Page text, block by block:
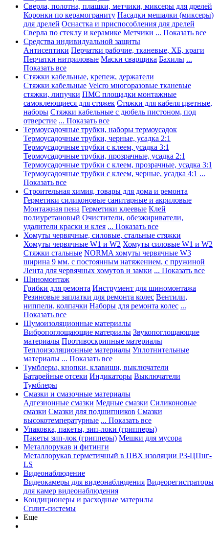
Сверла, полотна, плашки, метчики, миксеры для дрелей
Коронки по керамограниту Насадки мешалки (миксеры)
для дрелей Оснастка и приспособления для дрелей
Сверла по стеклу и керамике Метчики ... Показать все
Средства индивидуальной защиты
Антисептики Перчатки рабочие, тканевые, ХБ, краги
Перчатки нитриловые Маски сварщика Бахилы ...
Показать все
Стяжки кабельные, крепеж, держатели
Стяжки кабельные Velcro многоразовые тканевые
стяжки, липучки ПМС площадки монтажные
самоклеющиеся для стяжек Стяжки для кабеля цветные,
наборы Стяжки кабельные с дюбель пистоном, под
отверстие ... Показать все
Термоусадочные трубки, наборы термоусадок
Термоусадочные трубки, черные, усадка 2:1
Термоусадочные трубки с клеем, усадка 3:1
Термоусадочные трубки, прозрачные, усадка 2:1
Термоусадочные трубки с клеем, прозрачные, усадка 3:1
Термоусадочные трубки с клеем, черные, усадка 4:1 ...
Показать все
Строительная химия, товары для дома и ремонта
Герметики силиконовые санитарные и акриловые
Монтажная пена Герметики клеевые Клей
полиуретановый Очистители, обезжириватели,
удалители краски и клея ... Показать все
Хомуты червячные, силовые, стальные стяжки
Хомуты червячные W1 и W2 Хомуты силовые W1 и W2
Стяжки стальные NORMA хомуты червячные W3
ширина 9 мм. с постоянным натяжением, с пружиной
Лента для червячных хомутов и замки ... Показать все
Шиномонтаж
Грибки для ремонта Инструмент для шиномонтажа
Резиновые заплатки для ремонта колес Вентили,
ниппели, колпачки Наборы для ремонта колес ...
Показать все
Шумоизоляционные материалы
Вибропоглощающие материалы Звукопоглощающие
материалы Противоскрипные материалы
Теплоизоляционные материалы Уплотнительные
материалы ... Показать все
Тумблеры, кнопки, клавиши, выключатели
Батарейные отсеки Индикаторы Выключатели
Тумблеры
Смазки и смазочные материалы
Адгезионные смазки Медные смазки Силиконовые
смазки Смазки для подшипников Смазки
высокотемпературные ... Показать все
Упаковка, пакеты, зип-локи (грипперы)
Пакеты зип-лок (грипперы) Мешки для мусора
Металлорукав и фитинги
Металлорукав герметичный в ПВХ изоляции Р3-ЦПнг-
LS
Видеонаблюдение
Видеокамеры для видеонаблюдения Видеорегистраторы
для камер видеонаблюдения
Кондиционеры и расходные материлы
Сплит-системы
Еще